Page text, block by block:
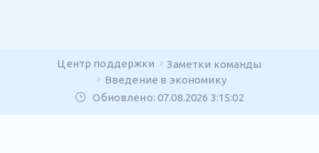
Центр поддержки
Заметки команды
Введение в экономику
Обновлено: 07.08.2026 3:15:02